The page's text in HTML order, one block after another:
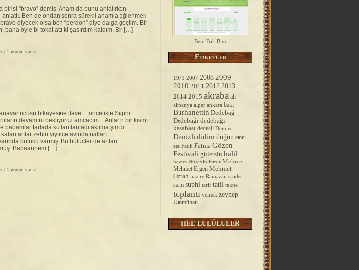
birisi “bravo” demiş. Anam da bunu anlatırken
anlattı. Ben de ondan sonra sürekli anamla eğlenmek
diyecek olsa ben “perdon” diye dalga geçtim. Bir
öyle bi tokat attı ki şaşırdım kaldım. Bir […]
1 yorum var »
öcüsü hikayesine ilave….öncelikle Suphi
devamını bekliyoruz amcacım…Arıların bir kısmı
babamlar tarlada kullanılan adı aklıma şimdi
arılar zehiri yiyince avluda nalları
bülücü varmış..Bu bülücler de arıları
[…]
1 yorum var »
Beni Bak Biyo
Etiketler
1971 2007 2008 2009
2010 2011 2012 2013
2014 2015 akraba ali
almanya alper ankara baki
Burhanettin Dedebağ
Dedebağı dedebağı
kasabası dedesil Demirci
Denizli didim düğün emel
eşe Fatih Fatma Gözen
Festivali gülersin halil
havuz Hüseyin izmir Mehmet
Mehmet Ergen Mehmet
Öztan nazire Ramazan saadet
saim suphi tarif tatil tekne
toplantı yemek zeynep
Ümmühan
HEE LÜLÜLÜLER